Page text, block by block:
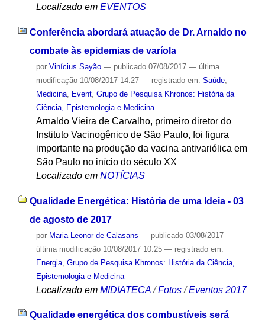
Localizado em EVENTOS
Conferência abordará atuação de Dr. Arnaldo no
combate às epidemias de varíola
por Vinícius Sayão — publicado07/08/2017 — última
modificação10/08/2017 14:27 — registrado em: Saúde,
Medicina, Event, Grupo de Pesquisa Khronos: História da
Ciência, Epistemologia e Medicina
Arnaldo Vieira de Carvalho, primeiro diretor do
Instituto Vacinogênico de São Paulo, foi figura
importante na produção da vacina antivariólica em
São Paulo no início do século XX
Localizado em NOTÍCIAS
Qualidade Energética: História de uma Ideia - 03
de agosto de 2017
por Maria Leonor de Calasans — publicado03/08/2017 —
última modificação10/08/2017 10:25 — registrado em:
Energia, Grupo de Pesquisa Khronos: História da Ciência,
Epistemologia e Medicina
Localizado em MIDIATECA /Fotos /Eventos 2017
Qualidade energética dos combustíveis será